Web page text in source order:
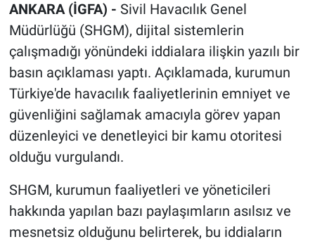
ANKARA (İGFA) - Sivil Havacılık Genel
Müdürlüğü (SHGM), dijital sistemlerin
çalışmadığı yönündeki iddialara ilişkin yazılı bir
basın açıklaması yaptı. Açıklamada, kurumun
Türkiye'de havacılık faaliyetlerinin emniyet ve
güvenliğini sağlamak amacıyla görev yapan
düzenleyici ve denetleyici bir kamu otoritesi
olduğu vurgulandı.
SHGM, kurumun faaliyetleri ve yöneticileri
hakkında yapılan bazı paylaşımların asılsız ve
mesnetsiz olduğunu belirterek, bu iddiaların